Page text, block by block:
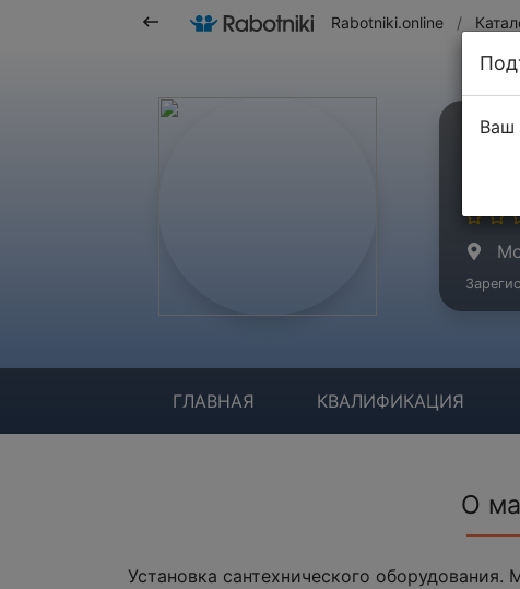
Rabotniki.online /
ГЛАВНАЯ КВАЛИФИКАЦИЯ
О
Установка сантехнического
Ваш